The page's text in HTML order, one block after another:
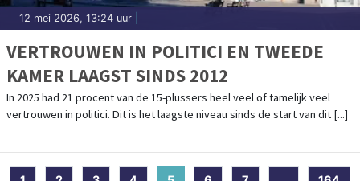
12 mei 2026, 13:24 uur
VERTROUWEN IN POLITICI EN TWEEDE
KAMER LAAGST SINDS 2012
In 2025 had 21 procent van de 15-plussers heel veel of tamelijk veel
vertrouwen in politici. Dit is het laagste niveau sinds de start van dit [...]